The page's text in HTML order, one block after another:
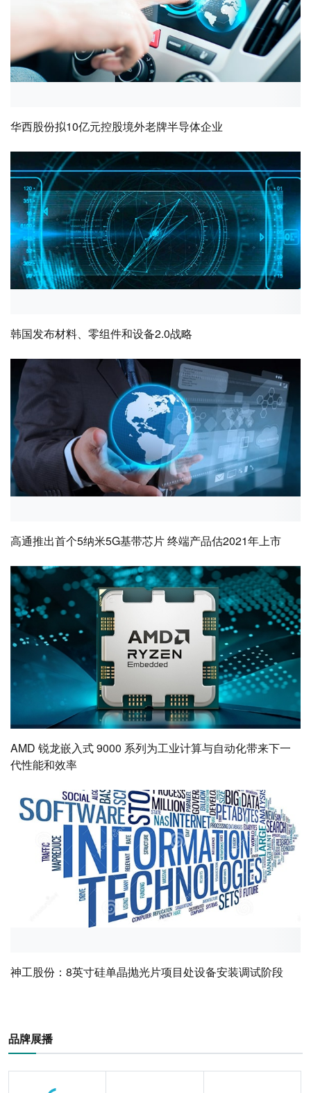
华西股份拟10亿元控股境外老牌半导体企业
韩国发布材料、零组件和设备2.0战略
高通推出首个5纳米5G基带芯片 终端产品估2021年上市
AMD 锐龙嵌入式 9000 系列为工业计算与自动化带来下一
代性能和效率
神工股份：8英寸硅单晶抛光片项目处设备安装调试阶段
品牌展播